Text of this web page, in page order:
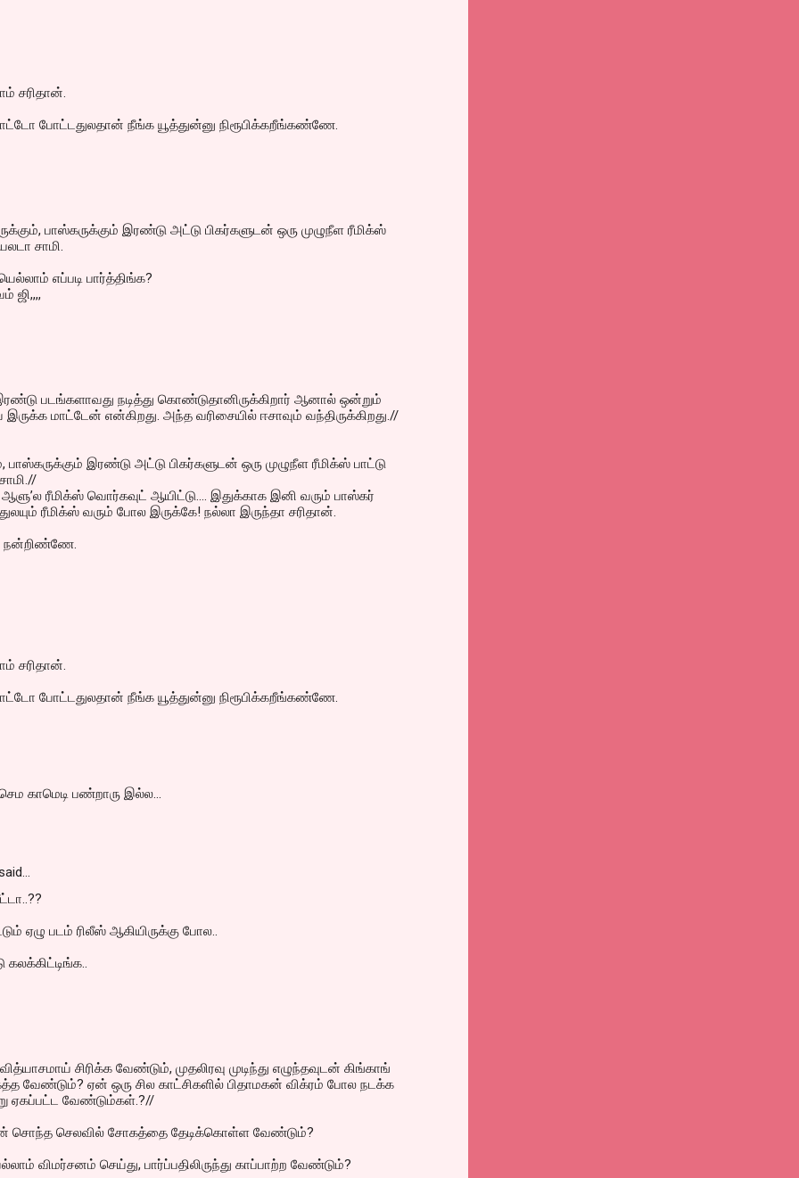
சரிதான்.
போட்டதுலதான் நீங்க யூத்துன்னு நிரூபிக்கறீங்கண்ணே.
பாஸ்கருக்கும் இரண்டு அட்டு பிகர்களுடன் ஒரு முழுநீள ரீமிக்ஸ்
சாமி.
எப்படி பார்த்திங்க?
ஜி,,,,
படங்களாவது நடித்து கொண்டுதானிருக்கிறார் ஆனால் ஒன்றும்
மாட்டேன் என்கிறது. அந்த வரிசையில் ஈசாவும் வந்திருக்கிறது.//
இரண்டு அட்டு பிகர்களுடன் ஒரு முழுநீள ரீமிக்ஸ் பாட்டு
ஆளு’ல ரீமிக்ஸ் வொர்கவுட் ஆயிட்டு.... இதுக்காக இனி வரும் பாஸ்கர்
ரீமிக்ஸ் வரும் போல இருக்கே! நல்லா இருந்தா சரிதான்.
நன்றிண்ணே.
சரிதான்.
போட்டதுலதான் நீங்க யூத்துன்னு நிரூபிக்கறீங்கண்ணே.
காமெடி பண்றாரு இல்ல...
ஏழு படம் ரிலீஸ் ஆகியிருக்கு போல..
கலக்கிட்டிங்க..
சிரிக்க வேண்டும், முதலிரவு முடிந்து எழுந்தவுடன் கிங்காங்
வேண்டும்? ஏன் ஒரு சில காட்சிகளில் பிதாமகன் விக்ரம் போல நடக்க
ஏகப்பட்ட வேண்டும்கள்.?//
செலவில் சோகத்தை தேடிக்கொள்ள வேண்டும்?
விமர்சனம் செய்து, பார்ப்பதிலிருந்து காப்பாற்ற வேண்டும்?